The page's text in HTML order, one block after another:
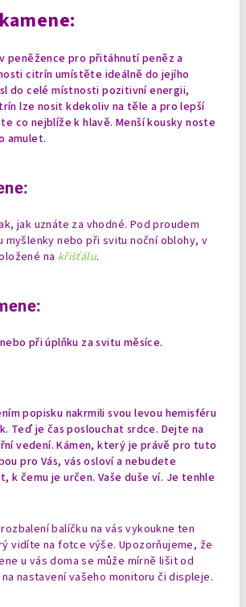
peněžence pro přitáhnutí peněz a
citrín umístěte ideálně do jejího
do celé místnosti pozitivní energii,
lze nosit kdekoliv na těle a pro lepší
co nejblíže k hlavě. Menší kousky noste
amulet.
jak uznáte za vhodné. Pod proudem
myšlenky nebo při svitu noční oblohy, v
na křišťálu.
při úplňku za svitu měsíce.
popisku nakrmili svou levou hemisféru
Teď je čas poslouchat srdce. Dejte na
vedení. Kámen, který je právě pro tuto
pro Vás, vás osloví a nebudete
k čemu je určen. Vaše duše ví. Je tenhle
balíčku na vás vykoukne ten
vidíte na fotce výše. Upozorňujeme, že
u vás doma se může mírně lišit od
nastavení vašeho monitoru či displeje.